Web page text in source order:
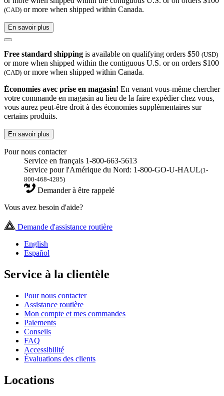
(CAD) or more when shipped within Canada.
En savoir plus
Free standard shipping is available on qualifying orders $50 (USD)
or more when shipped within the contiguous U.S. or on orders $100
(CAD) or more when shipped within Canada.
Économies avec prise en magasin! En venant vous-même chercher
votre commande en magasin au lieu de la faire expédier chez vous,
vous aurez peut-être droit à des économies supplémentaires sur
certains produits.
En savoir plus
Pour nous contacter
Service en français 1-800-663-5613
Service pour l'Amérique du Nord: 1-800-GO-U-HAUL(1-
800-468-4285)
Demander à être rappelé
Vous avez besoin d'aide?
Demande d'assistance routière
English
Español
Service à la clientèle
Pour nous contacter
Assistance routière
Mon compte et mes commandes
Paiements
Conseils
FAQ
Accessibilité
Évaluations des clients
Locations